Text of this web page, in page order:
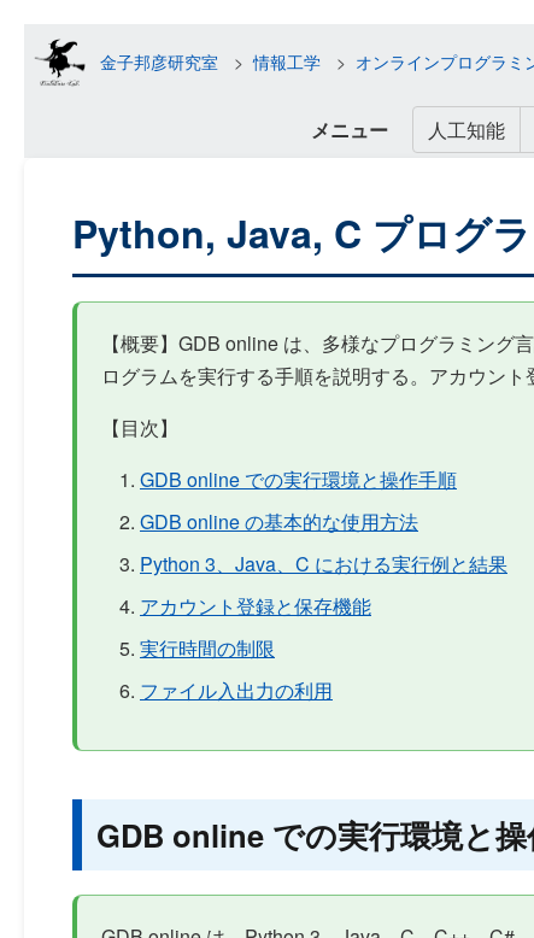
金子邦彦研究室 情報工学 オンラインプログラミ
メニュー
人工知能
Python, Java, C プログ
【概要】GDB online は、多様なプログラミン
ログラムを実行する手順を説明する。アカウン
【目次】
GDB online での実行環境と操作手順
GDB online の基本的な使用方法
Python 3、Java、C における実行例と結果
アカウント登録と保存機能
実行時間の制限
ファイル入出力の利用
GDB online での実行環境と